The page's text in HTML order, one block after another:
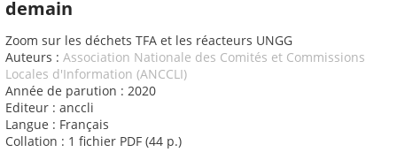
demain
Zoom sur les déchets TFA et les réacteurs UNGG
Auteurs : Association Nationale des Comités et Commissions
Locales d'Information (ANCCLI)
Année de parution : 2020
Editeur : anccli
Langue : Français
Collation : 1 fichier PDF (44 p.)